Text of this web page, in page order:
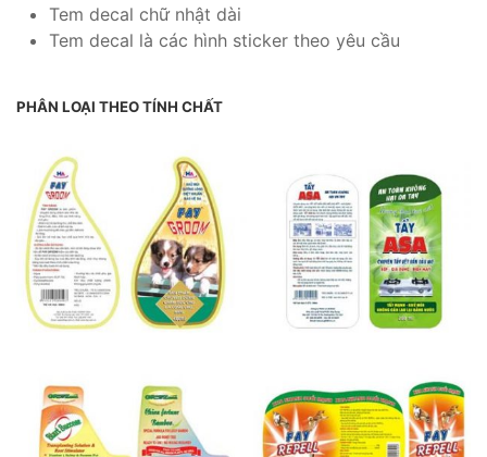
Tem decal chữ nhật dài
Tem decal là các hình sticker theo yêu cầu
PHÂN LOẠI THEO TÍNH CHẤT